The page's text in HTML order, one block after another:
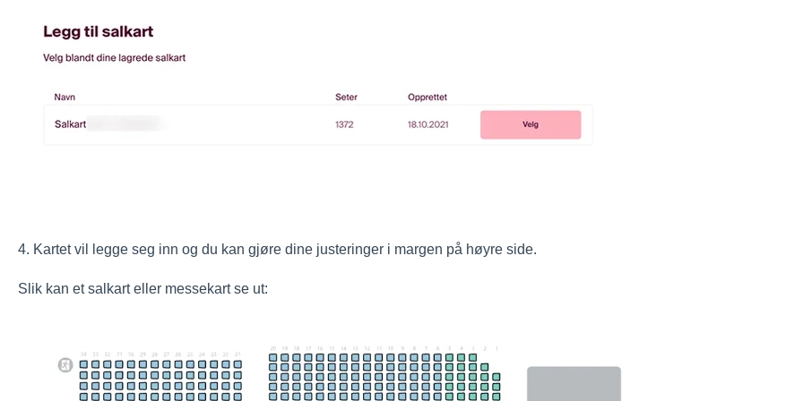
4. Kartet vil legge seg inn og du kan gjøre dine justeringer i margen på høyre side.
Slik kan et salkart eller messekart se ut: